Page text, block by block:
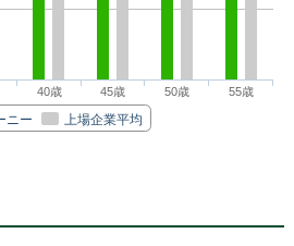
ニー 上場企業平均
40歳 45歳 50歳 55歳